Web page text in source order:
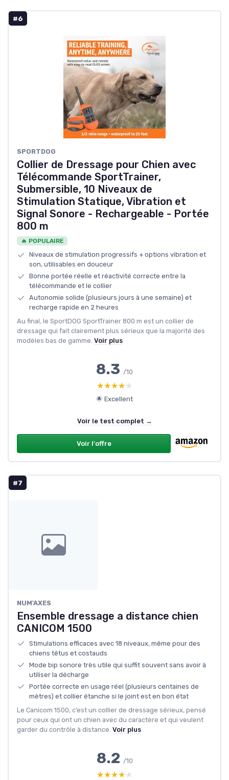
#6
SPORTDOG
Collier de Dressage pour Chien avec
Télécommande SportTrainer,
Submersible, 10 Niveaux de
Stimulation Statique, Vibration et
Signal Sonore - Rechargeable - Portée
800 m
🔥 POPULAIRE
Niveaux de stimulation progressifs + options vibration et
son, utilisables en douceur
Bonne portée réelle et réactivité correcte entre la
télécommande et le collier
Autonomie solide (plusieurs jours à une semaine) et
recharge rapide en 2 heures
Au final, le SportDOG SportTrainer 800 m est un collier de
dressage qui fait clairement plus sérieux que la majorité des
modèles bas de gamme. Voir plus
8.3 /10
★★★★★
★★★★★
🌟 Excellent
Voir le test complet →
Voir l'offre
#7
NUM'AXES
Ensemble dressage a distance chien
CANICOM 1500
Stimulations efficaces avec 18 niveaux, même pour des
chiens têtus et costauds
Mode bip sonore très utile qui suffit souvent sans avoir à
utiliser la décharge
Portée correcte en usage réel (plusieurs centaines de
mètres) et collier étanche si le joint est en bon état
Le Canicom 1500, c’est un collier de dressage sérieux, pensé
pour ceux qui ont un chien avec du caractère et qui veulent
garder du contrôle à distance. Voir plus
8.2 /10
★★★★★
★★★★★